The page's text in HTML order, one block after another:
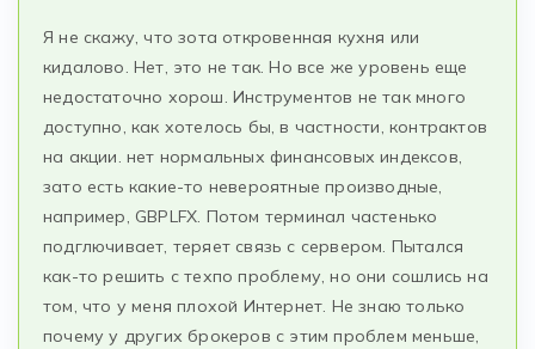
Я не скажу, что зота откровенная кухня или
кидалово. Нет, это не так. Но все же уровень еще
недостаточно хорош. Инструментов не так много
доступно, как хотелось бы, в частности, контрактов
на акции. нет нормальных финансовых индексов,
зато есть какие-то невероятные производные,
например, GBPLFX. Потом терминал частенько
подглючивает, теряет связь с сервером. Пытался
как-то решить с техпо проблему, но они сошлись на
том, что у меня плохой Интернет. Не знаю только
почему у других брокеров с этим проблем меньше,